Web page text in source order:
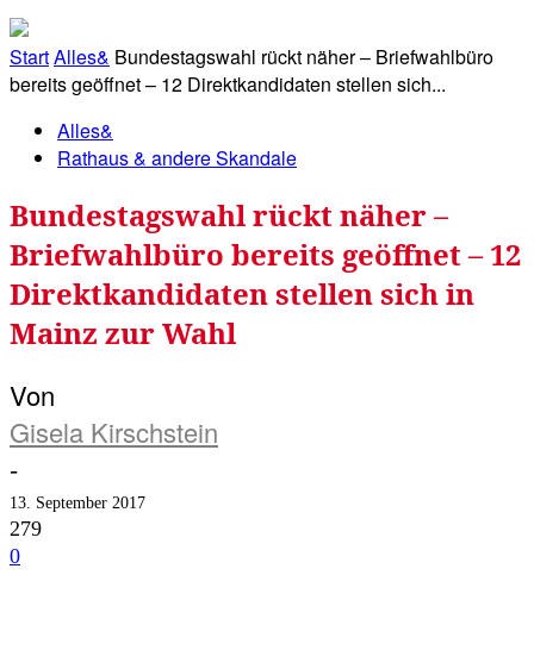
StartAlles& Bundestagswahl rückt näher – Briefwahlbüro
bereits geöffnet – 12 Direktkandidaten stellen sich...
Alles&
Rathaus & andere Skandale
Bundestagswahl rückt näher –
Briefwahlbüro bereits geöffnet – 12
Direktkandidaten stellen sich in
Mainz zur Wahl
Von
Gisela Kirschstein
-
13. September 2017
279
0